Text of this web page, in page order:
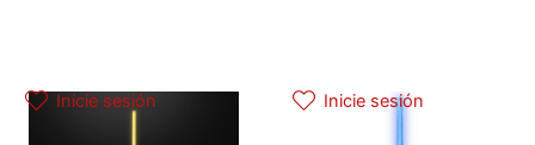
Inicie sesión Inicie sesión